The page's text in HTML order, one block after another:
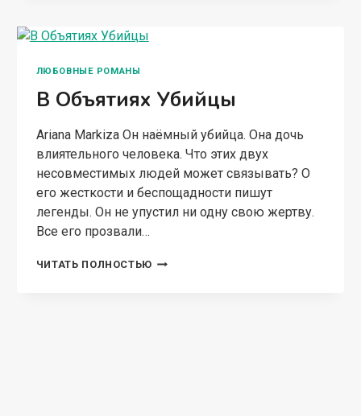
ЛЮБОВНЫЕ РОМАНЫ
В Объятиях Убийцы
Ariana Markiza Он наёмный убийца. Она дочь
влиятельного человека. Что этих двух
несовместимых людей может связывать? О
его жесткости и беспощадности пишут
легенды. Он не упустил ни одну свою жертву.
Все его прозвали…
ЧИТАТЬ ПОЛНОСТЬЮ В